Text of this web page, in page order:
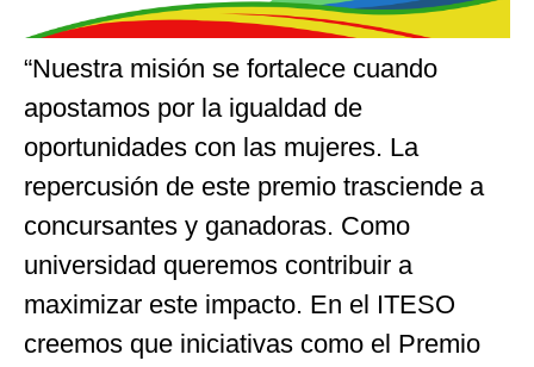
“Nuestra misión se fortalece cuando
apostamos por la igualdad de
oportunidades con las mujeres. La
repercusión de este premio trasciende a
concursantes y ganadoras. Como
universidad queremos contribuir a
maximizar este impacto. En el ITESO
creemos que iniciativas como el Premio